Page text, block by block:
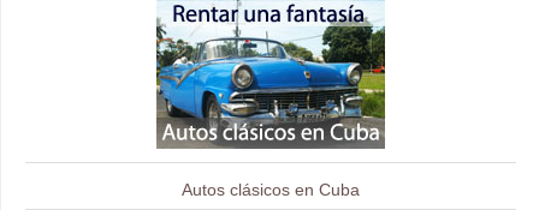
Autos clásicos en Cuba